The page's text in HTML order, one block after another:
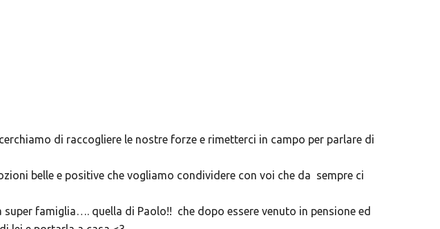
di raccogliere le nostre forze e rimetterci in campo per parlare di
belle e positive che vogliamo condividere con voi che da sempre ci
famiglia…. quella di Paolo!! che dopo essere venuto in pensione ed